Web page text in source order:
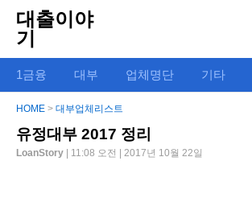
대출이야
기
1금융 대부 업체명단 기타
HOME > 대부업체리스트
유정대부 2017 정리
LoanStory | 11:08 오전 | 2017년 10월 22일